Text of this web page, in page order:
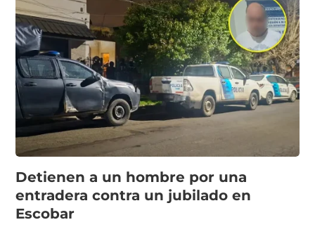
Detienen a un hombre por una
entradera contra un jubilado en
Escobar